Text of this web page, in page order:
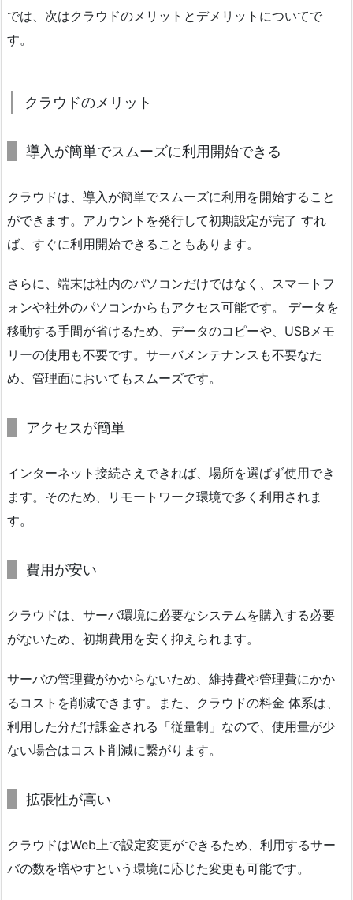
では、次はクラウドのメリットとデメリットについてで
す。
クラウドのメリット
導入が簡単でスムーズに利用開始できる
クラウドは、導入が簡単でスムーズに利用を開始すること
ができます。アカウントを発行して初期設定が完了 すれ
ば、すぐに利用開始できることもあります。
さらに、端末は社内のパソコンだけではなく、スマートフ
ォンや社外のパソコンからもアクセス可能です。 データを
移動する手間が省けるため、データのコピーや、USBメモ
リーの使用も不要です。サーバメンテナンスも不要なた
め、管理面においてもスムーズです。
アクセスが簡単
インターネット接続さえできれば、場所を選ばず使用でき
ます。そのため、リモートワーク環境で多く利用されま
す。
費用が安い
クラウドは、サーバ環境に必要なシステムを購入する必要
がないため、初期費用を安く抑えられます。
サーバの管理費がかからないため、維持費や管理費にかか
るコストを削減できます。また、クラウドの料金 体系は、
利用した分だけ課金される「従量制」なので、使用量が少
ない場合はコスト削減に繋がります。
拡張性が高い
クラウドはWeb上で設定変更ができるため、利用するサー
バの数を増やすという環境に応じた変更も可能です。